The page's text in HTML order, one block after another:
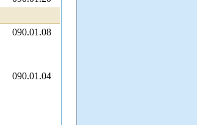
090.01.08
090.01.04